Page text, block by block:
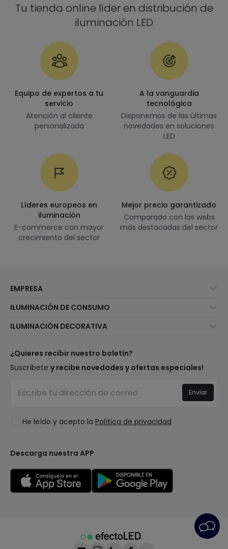
Tu tienda online líder en distribución de
iluminación LED
Equipo de expertos a tu
servicio
Atención al cliente
personalizada
A la vanguardia
tecnológica
Disponemos de las últimas
novedades en soluciones
LED
Líderes europeos en
iluminación
E-commerce con mayor
crecimiento del sector
Mejor precio garantizado
Comparado con las webs
más destacadas del sector
EMPRESA
Atención al cliente
Métodos de envío
¿Eres profesional?
Tiendas
Preguntas frecuentes
Iniciar sesión
ILUMINACIÓN DE CONSUMO
Marcas
Calculadora de ahorro LED
Presupuestos
Iluminación para empresas
ILUMINACIÓN DECORATIVA
Top Marcas
Espacios
Colecciones
LoveYouGreen
¿Quieres recibir nuestro boletín?
Suscríbete y recibe novedades y ofertas especiales!
He leído y acepto la Política de privacidad
Enviar
Descarga nuestra APP